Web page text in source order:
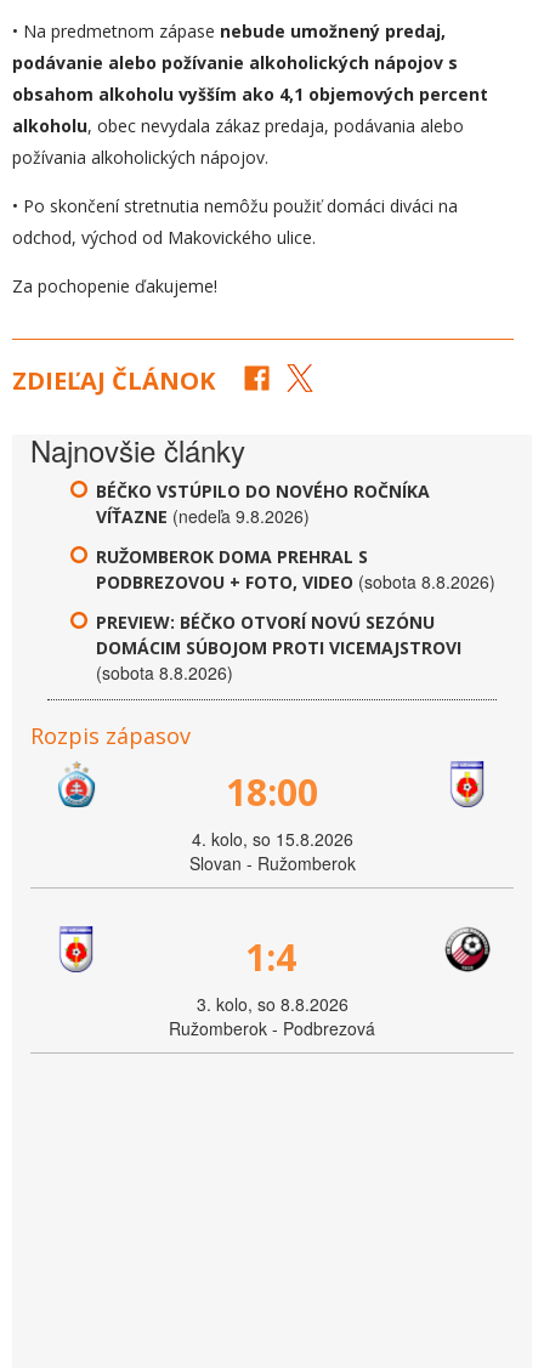
• Na predmetnom zápase nebude umožnený predaj,
podávanie alebo požívanie alkoholických nápojov s
obsahom alkoholu vyšším ako 4,1 objemových percent
alkoholu, obec nevydala zákaz predaja, podávania alebo
požívania alkoholických nápojov.
• Po skončení stretnutia nemôžu použiť domáci diváci na
odchod, východ od Makovického ulice.
Za pochopenie ďakujeme!
ZDIEĽAJ ČLÁNOK
Najnovšie články
BÉČKO VSTÚPILO DO NOVÉHO ROČNÍKA
VÍŤAZNE (nedeľa 9.8.2026)
RUŽOMBEROK DOMA PREHRAL S
PODBREZOVOU + FOTO, VIDEO (sobota 8.8.2026)
PREVIEW: BÉČKO OTVORÍ NOVÚ SEZÓNU
DOMÁCIM SÚBOJOM PROTI VICEMAJSTROVI
(sobota 8.8.2026)
Rozpis zápasov
18:00
4. kolo, so 15.8.2026
Slovan - Ružomberok
1:4
3. kolo, so 8.8.2026
Ružomberok - Podbrezová